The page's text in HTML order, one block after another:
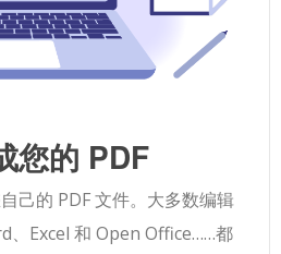
您的 PDF
己的 PDF 文件。大多数编辑
、Excel 和 Open Office……都